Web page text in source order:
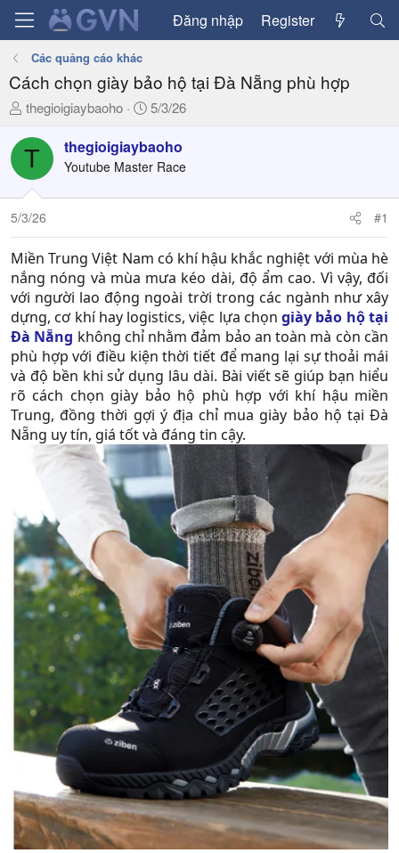
Đăng nhập Register
Các quảng cáo khác
Cách chọn giày bảo hộ tại Đà Nẵng phù hợp
T
r
a
d
s
t
a
r
t
e
r
thegioigiaybaoho
N
à
y
ử
5/3/26
T thegioigiaybaoho
Youtube Master Race
5/3/26 #1
Miền Trung Việt Nam có khí hậu khắc nghiệt với mùa hè
nắng nóng và mùa mưa kéo dài, độ ẩm cao. Vì vậy, đối
với người lao động ngoài trời trong các ngành như xây
dựng, cơ khí hay logistics, việc lựa chọngiày bảo hộ tại
Đà Nẵng không chỉ nhằm đảm bảo an toàn mà còn cần
phù hợp với điều kiện thời tiết để mang lại sự thoải mái
và độ bền khi sử dụng lâu dài. Bài viết sẽ giúp bạn hiểu
rõ cách chọn giày bảo hộ phù hợp với khí hậu miền
Trung, đồng thời gợi ý địa chỉ mua giày bảo hộ tại Đà
Nẵng uy tín, giá tốt và đáng tin cậy.​